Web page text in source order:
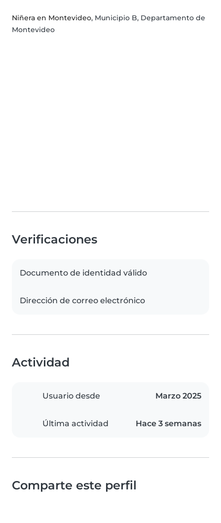
Niñera en Montevideo, Municipio B, Departamento de
Montevideo
Verificaciones
Documento de identidad válido
Dirección de correo electrónico
Actividad
Usuario desde Marzo 2025
Última actividad Hace 3 semanas
Comparte este perfil